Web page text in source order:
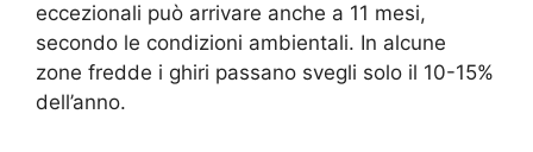
eccezionali può arrivare anche a 11 mesi,
secondo le condizioni ambientali. In alcune
zone fredde i ghiri passano svegli solo il 10-15%
dell’anno.